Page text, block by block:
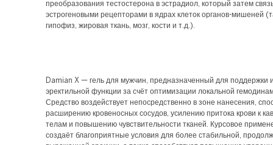
преобразования тестостерона в эстрадиол, который затем
эстрогеновыми рецепторами в ядрах клеток органов-мишеней
гипофиз, жировая ткань, мозг, кости и т.д.).
Damian X — гель для мужчин, предназначенный для поддержки
эректильной функции за счёт оптимизации локальной
Средство воздействует непосредственно в зоне нанесения,
расширению кровеносных сосудов, усилению притока крови к
телам и повышению чувствительности тканей. Курсовое
создаёт благоприятные условия для более стабильной,